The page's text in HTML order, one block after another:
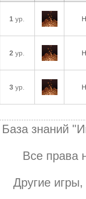
1 ур.
2 ур.
3 ур.
База знаний
Все права
Другие